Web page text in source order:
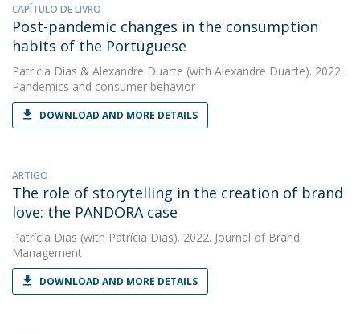
CAPÍTULO DE LIVRO
Post-pandemic changes in the consumption
habits of the Portuguese
Patrícia Dias & Alexandre Duarte (with Alexandre Duarte). 2022.
Pandemics and consumer behavior
DOWNLOAD AND MORE DETAILS
ARTIGO
The role of storytelling in the creation of brand
love: the PANDORA case
Patrícia Dias (with Patrícia Dias). 2022. Journal of Brand
Management
DOWNLOAD AND MORE DETAILS